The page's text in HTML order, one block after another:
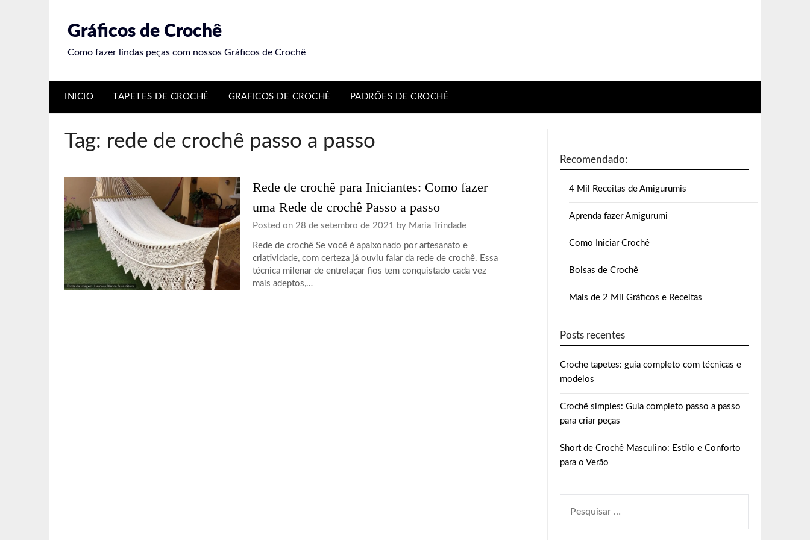
Gráficos de Crochê
Como fazer lindas peças com nossos Gráficos de Crochê
INICIO TAPETES DE CROCHÊ GRAFICOS DE CROCHÊ PADRÕES DE CROCHÊ
Tag: rede de crochê passo a passo
Rede de crochê para Iniciantes: Como fazer
uma Rede de crochê Passo a passo
Posted on 28 de setembro de 2021 by Maria Trindade
Rede de crochê Se você é apaixonado por artesanato e
criatividade, com certeza já ouviu falar da rede de crochê. Essa
técnica milenar de entrelaçar fios tem conquistado cada vez
mais adeptos,…
Recomendado:
4 Mil Receitas de Amigurumis
Aprenda fazer Amigurumi
Como Iniciar Crochê
Bolsas de Crochê
Mais de 2 Mil Gráficos e Receitas
Posts recentes
Croche tapetes: guia completo com técnicas e
modelos
Crochê simples: Guia completo passo a passo
para criar peças
Short de Crochê Masculino: Estilo e Conforto
para o Verão
POR: